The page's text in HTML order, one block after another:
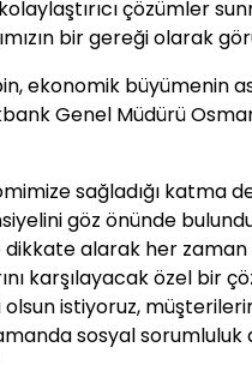
çözümler
bir gereği olarak
ekonomik büyümenin
Genel Müdürü
sağladığı katma
göz önünde
alarak her zaman
karşılayacak özel bir
istiyoruz,
sosyal sorumluluk